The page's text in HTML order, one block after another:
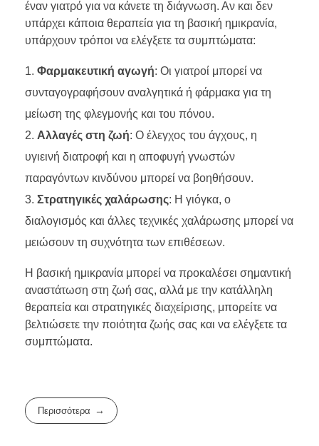
έναν γιατρό για να κάνετε τη διάγνωση. Αν και δεν
υπάρχει κάποια θεραπεία για τη βασική ημικρανία,
υπάρχουν τρόποι να ελέγξετε τα συμπτώματα:
Φαρμακευτική αγωγή: Οι γιατροί μπορεί να
συνταγογραφήσουν αναλγητικά ή φάρμακα για τη
μείωση της φλεγμονής και του πόνου.
Αλλαγές στη ζωή: Ο έλεγχος του άγχους, η
υγιεινή διατροφή και η αποφυγή γνωστών
παραγόντων κινδύνου μπορεί να βοηθήσουν.
Στρατηγικές χαλάρωσης: Η γιόγκα, ο
διαλογισμός και άλλες τεχνικές χαλάρωσης μπορεί να
μειώσουν τη συχνότητα των επιθέσεων.
Η βασική ημικρανία μπορεί να προκαλέσει σημαντική
αναστάτωση στη ζωή σας, αλλά με την κατάλληλη
θεραπεία και στρατηγικές διαχείρισης, μπορείτε να
βελτιώσετε την ποιότητα ζωής σας και να ελέγξετε τα
συμπτώματα.
Περισσότερα